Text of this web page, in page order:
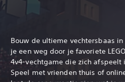
Bouw de ultieme vechtersbaas
je een weg door je favoriete
4v4-vechtgame die zich afspeelt
Speel met vrienden thuis of